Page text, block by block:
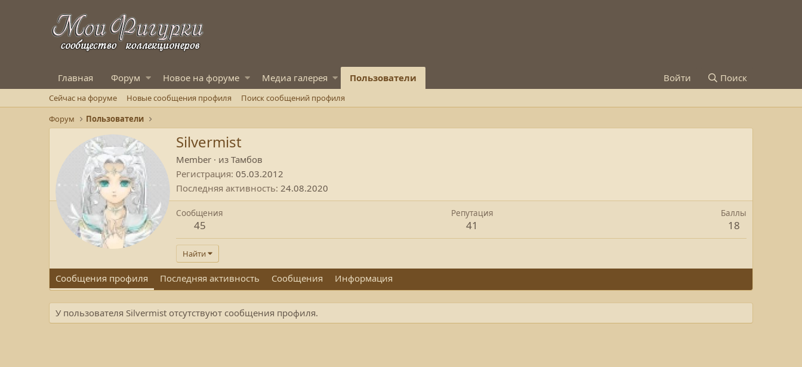
Главная Форум Новое на форуме Медиа галерея Пользователи Войти Поиск
Сейчас на форуме Новые сообщения профиля
Поиск сообщений профиля
Форум
Пользователи
Silvermist
Member · из Тамбов
Регистрация 05.03.2012
Последняя активность 24.08.2020
Сообщения
45
Репутация
41
Баллы
18
Найти
Сообщения профиля Последняя активность Сообщения Информация
У пользователя Silvermist отсутствуют сообщения профиля.